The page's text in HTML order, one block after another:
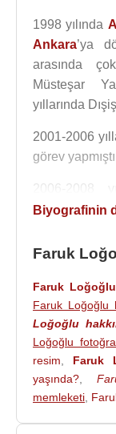
1998 yılında
Ankara’ya
arasında
Müsteşar
yıllarında
2001-2006
görev
2006-2008
Araştırmalar
Komisyonu
2011
olarak
üyesidir. CHP
Ağustos
Yardımcılığı
Biyografinin
Faruk
Faruk
Faruk Loğoğlu
Loğoğlu
Loğoğlu
resim
Faruk
yaşında?
memleketi